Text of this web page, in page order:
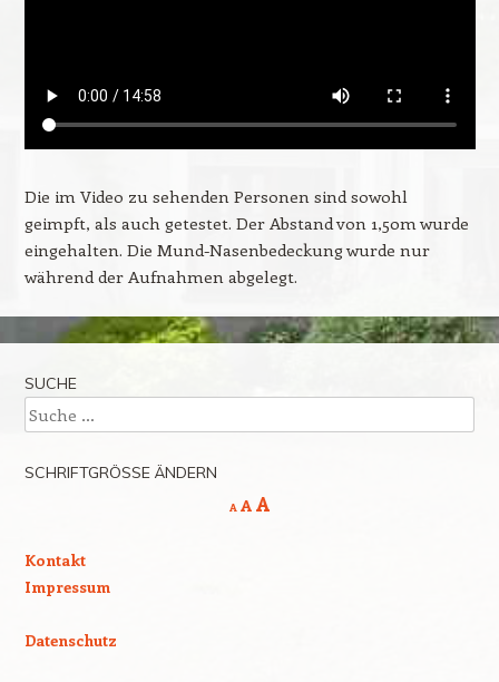
Die im Video zu sehenden Personen sind sowohl
geimpft, als auch getestet. Der Abstand von 1,50m wurde
eingehalten. Die Mund-Nasenbedeckung wurde nur
während der Aufnahmen abgelegt.
SUCHE
Suche
SCHRIFTGRÖSSE ÄNDERN
Afont
A Reset
A
Kontakt
Impressum
Datenschutz